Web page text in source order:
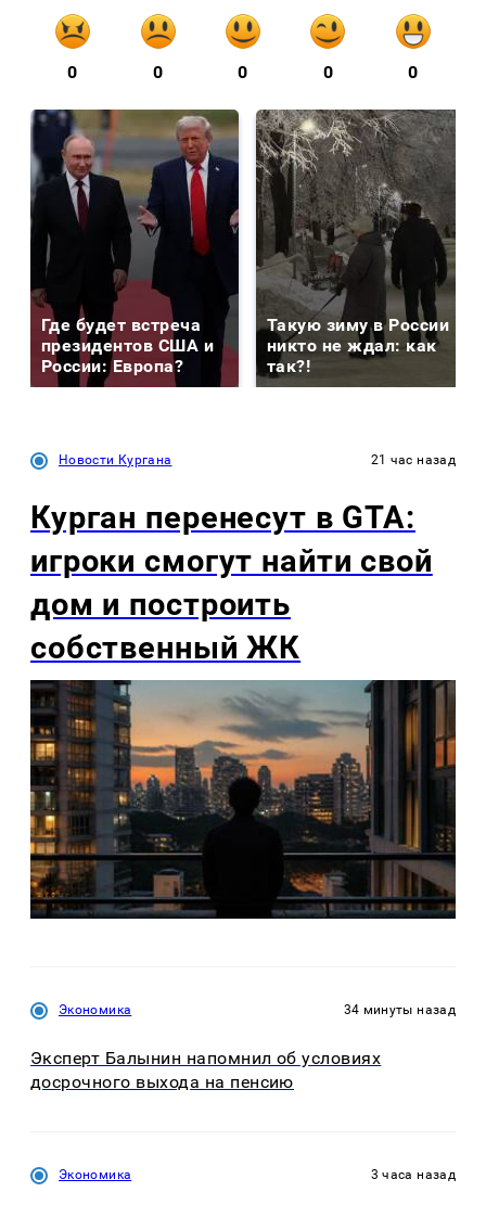
0 0 0 0 0
Где будет встреча
президентов США и
России: Европа?
Такую зиму в России
никто не ждал: как
так?!
Новости Кургана 21 час назад
Курган перенесут в GTA:
игроки смогут найти свой
дом и построить
собственный ЖК
Экономика 34 минуты назад
Эксперт Балынин напомнил об условиях
досрочного выхода на пенсию
Экономика 3 часа назад